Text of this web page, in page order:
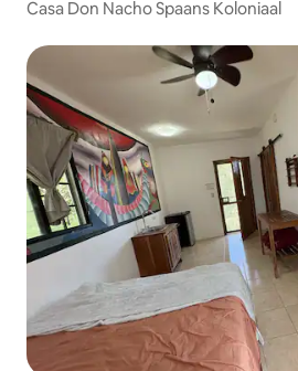
Casa Don Nacho Spaans Koloniaal